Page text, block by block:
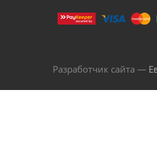
Разработчик сайта —